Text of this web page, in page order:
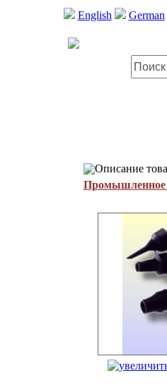
English German
Описание
Промышленное